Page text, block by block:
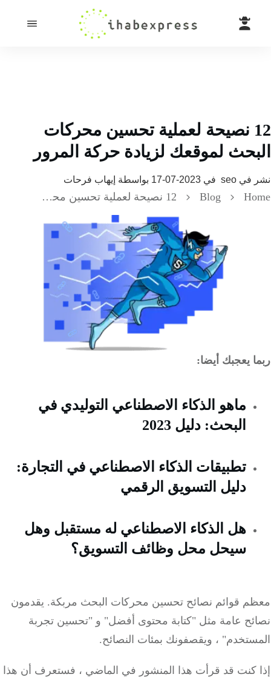
12 نصيحة لعملية تحسين محركات
البحث لموقعك لزيادة حركة المرور
نشر في seo في 2023-07-17 بواسطة إيهاب فرحات
Home
Blog 12 نصيحة لعملية تحسين محركات البحث لموقعك لزيادة حركة المرور
ربما يعجبك أيضا:
ماهو الذكاء الاصطناعي التوليدي في
البحث: دليل 2023
تطبيقات الذكاء الاصطناعي في التجارة:
دليل التسويق الرقمي
هل الذكاء الاصطناعي له مستقبل وهل
سيحل محل وظائف التسويق؟
معظم قوائم نصائح تحسين محركات البحث مربكة. يقدمون
نصائح عامة مثل "كتابة محتوى أفضل" و "تحسين تجربة
المستخدم" ، ويقصفونك بمئات النصائح.
إذا كنت قد قرأت هذا المنشور في الماضي ، فستعرف أن هذا